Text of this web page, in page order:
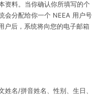
资料。当你确认你所填写的个
会分配给你一个 NEEA 用户号
户后，系统将向您的电子邮箱
姓名/拼音姓名、性别、生日、